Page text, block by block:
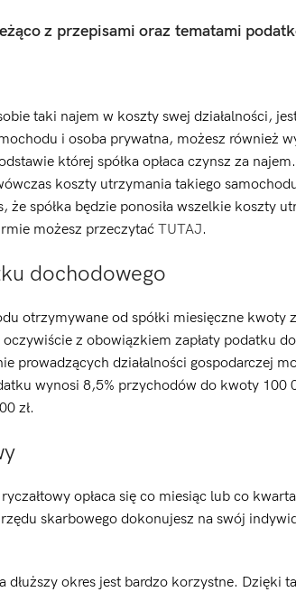
z przepisami oraz tematami
taki najem w koszty swej działalności,
i osoba prywatna, możesz również
której spółka opłaca czynsz za
koszty utrzymania takiego
spółka będzie ponosiła wszelkie koszty
możesz przeczytać TUTAJ.
dochodowego
otrzymywane od spółki miesięczne
oczywiście z obowiązkiem zapłaty podatku
prowadzących działalności gospodarczej
wynosi 8,5% przychodów do kwoty 100
zł.
opłaca się co miesiąc lub co
skarbowego dokonujesz na swój
okres jest bardzo korzystne. Dzięki